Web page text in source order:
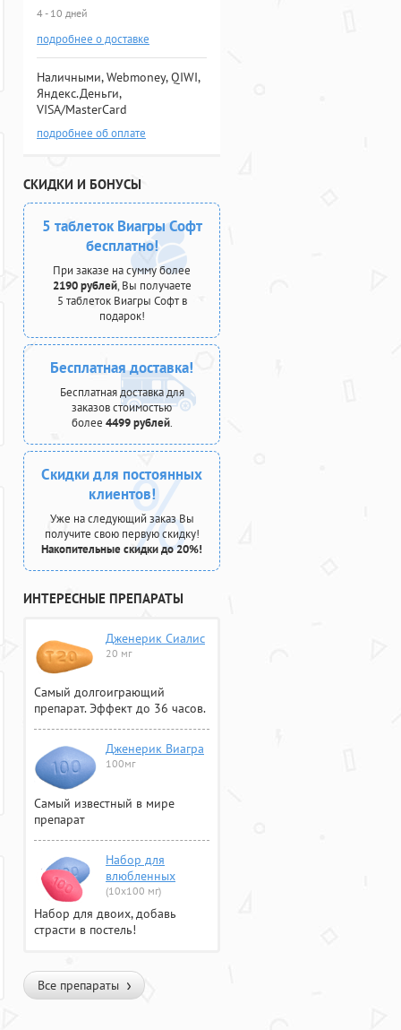
4 - 10 дней
подробнее о доставке
Наличными, Webmoney, QIWI,
Яндекс.Деньги,
VISA/MasterCard
подробнее об оплате
СКИДКИ И БОНУСЫ
5 таблеток Виагры Софт
бесплатно!
При заказе на сумму более
2190 рублей, Вы получаете
5 таблеток Виагры Софт в
подарок!
Бесплатная доставка!
Бесплатная доставка для
заказов стоимостью
более 4499 рублей.
Скидки для постоянных
клиентов!
Уже на следующий заказ Вы
получите свою первую скидку!
Накопительные скидки до 20%!
ИНТЕРЕСНЫЕ ПРЕПАРАТЫ
Дженерик Сиалис
20 мг
Самый долгоиграющий
препарат. Эффект до 36 часов.
Дженерик Виагра
100мг
Самый известный в мире
препарат
Набор для
влюбленных
(10х100 мг)
Набор для двоих, добавь
страсти в постель!
Все препараты